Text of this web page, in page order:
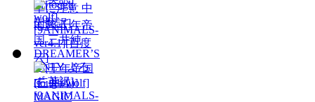
車に注意 中
国翻訳]
[C56 千年帝
国 三井純
DREAMER’S
ONLY よろ
ず 英訳]
[tough wolf]
[9ANIMALS-